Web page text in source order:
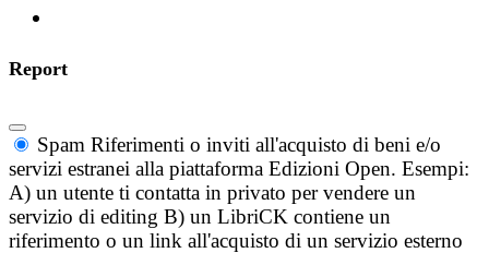
Report
Spam Riferimenti o inviti all'acquisto di beni e/o
servizi estranei alla piattaforma Edizioni Open. Esempi:
A) un utente ti contatta in privato per vendere un
servizio di editing B) un LibriCK contiene un
riferimento o un link all'acquisto di un servizio esterno